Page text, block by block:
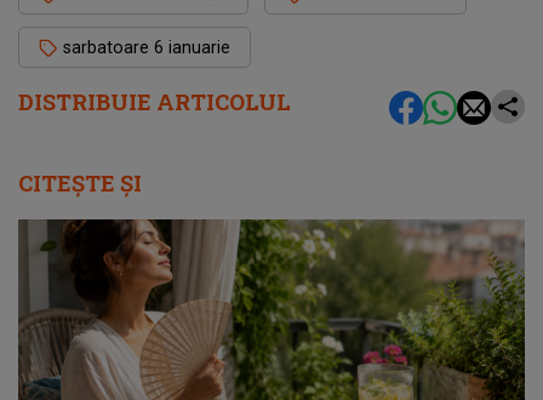
DISTRIBUIE ARTICOLUL
sarbatoare 6 ianuarie
CITEȘTE ȘI